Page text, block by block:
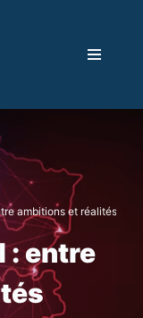
ambitions et réalités
: entre